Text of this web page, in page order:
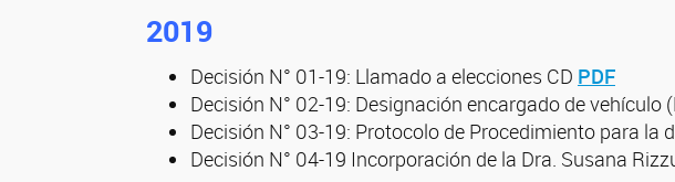
2019
Decisión N° 01-19: Llamado a elecciones CD PDF
Decisión N° 02-19: Designación encargado de vehículo
Decisión N° 03-19: Protocolo de Procedimiento para la
Decisión N° 04-19 Incorporación de la Dra. Susana